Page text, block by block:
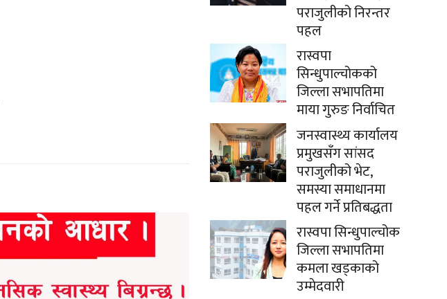
पराजुलीको निरन्तर
पहल
रास्वपा
सिन्धुपाल्चोकको
जिल्ला सभापतिमा
माया गुरुङ निर्वाचित
जनस्वास्थ्य कार्यालय
प्रमुखसँग सांसद
पराजुलीको भेट,
समस्या समाधानमा
पहल गर्ने प्रतिबद्धता
रास्वपा सिन्धुपाल्चोक
जिल्ला सभापतिमा
कमला खड्काको
उम्मेदवारी